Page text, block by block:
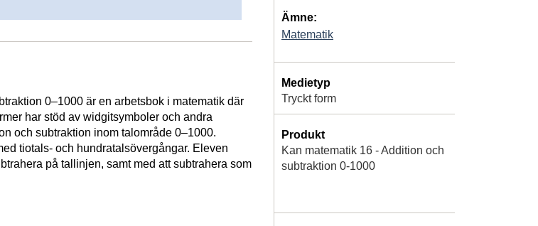
0–1000 är en arbetsbok i matematik där
har stöd av widgitsymboler och andra
och subtraktion inom talområde 0–1000.
tiotals- och hundratalsövergångar. Eleven
på tallinjen, samt med att subtrahera som
Ämne:
Matematik
Medietyp
Tryckt form
Produkt
Kan matematik 16 - Addition och
subtraktion 0-1000